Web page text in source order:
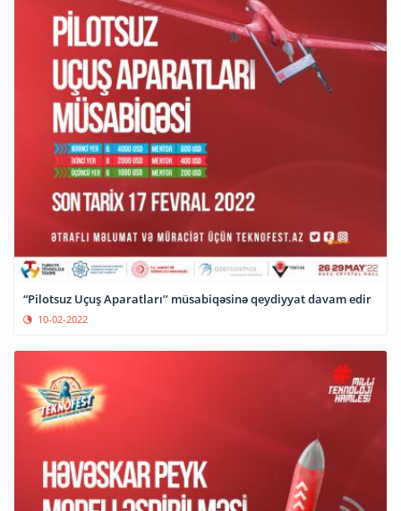
“Pilotsuz Uçuş Aparatları’’ müsabiqəsinə qeydiyyat davam edir
10-02-2022